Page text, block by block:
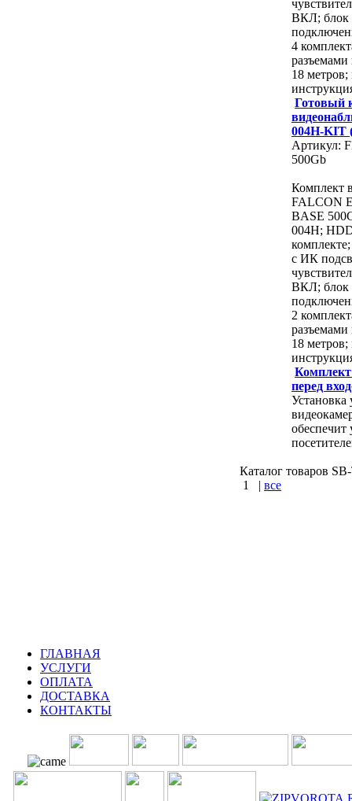
ВКЛ; блок
4
18
Готовый
004H-KIT
Артикул:
500Gb
Комплект
FALCON
BASE
004H;
с ИК
ВКЛ; блок
2
18
перед
Установка
обеспечит
Каталог товаров
1
| все
ГЛАВНАЯ
УСЛУГИ
ОПЛАТА
ДОСТАВКА
КОНТАКТЫ